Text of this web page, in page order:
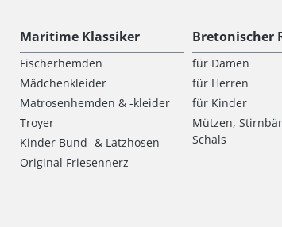
Maritime Klassiker
Fischerhemden
Mädchenkleider
Matrosenhemden & -kleider
Troyer
Kinder Bund- & Latzhosen
Original Friesennerz
Bretonischer
für Damen
für Herren
für Kinder
Mützen,
Schals